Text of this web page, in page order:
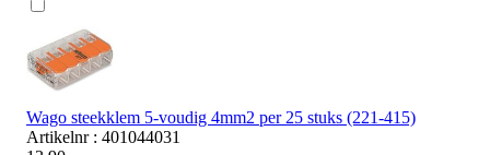
Wago steekklem 5-voudig 4mm2 per 25 stuks (221-415)
Artikelnr : 401044031